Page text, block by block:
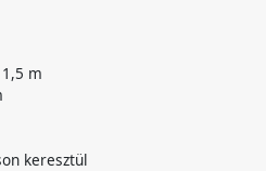
m
keresztül